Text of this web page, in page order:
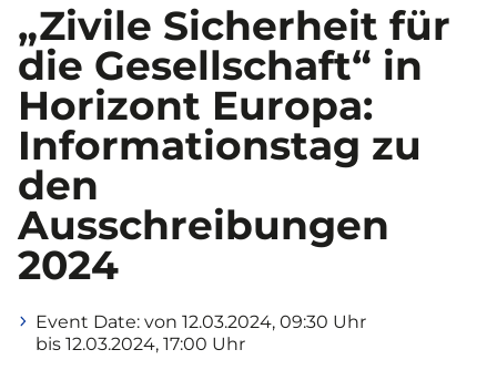
„Zivile Sicherheit für
die Gesellschaft“ in
Horizont Europa:
Informationstag zu
den
Ausschreibungen
2024
Event Date: von 12.03.2024, 09:30 Uhr
bis 12.03.2024, 17:00 Uhr